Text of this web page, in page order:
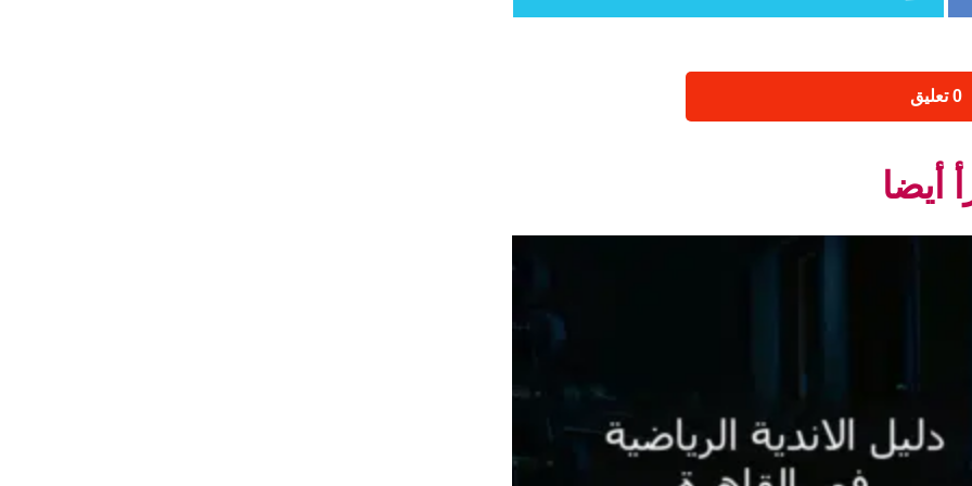
‫0 تعليق
أيضا